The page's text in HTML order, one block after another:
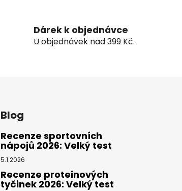
Dárek k objednávce
U objednávek nad 399 Kč.
Blog
Recenze sportovních
nápojů 2026: Velký test
5.1.2026
Recenze proteinových
tyčinek 2026: Velký test